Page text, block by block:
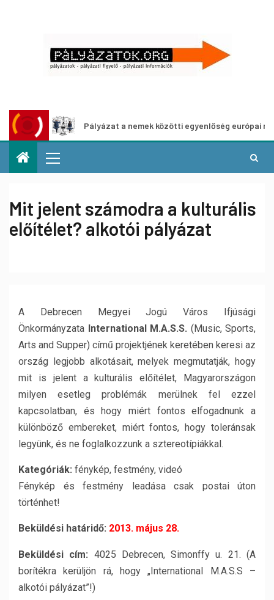
Pályázat a nemek közötti egyenlőség európai
Mit jelent számodra a kulturális
előítélet? alkotói pályázat
A Debrecen Megyei Jogú Város Ifjúsági
Önkormányzata International M.A.S.S. (Music, Sports,
Arts and Supper) című projektjének keretében keresi az
ország legjobb alkotásait, melyek megmutatják, hogy
mit is jelent a kulturális előítélet, Magyarországon
milyen esetleg problémák merülnek fel ezzel
kapcsolatban, és hogy miért fontos elfogadnunk a
különböző embereket, miért fontos, hogy toleránsak
legyünk, és ne foglalkozzunk a sztereotípiákkal.
Kategóriák: fénykép, festmény, videó
Fénykép és festmény leadása csak postai úton
történhet!
Beküldési határidő: 2013. május 28.
Beküldési cím: 4025 Debrecen, Simonffy u. 21. (A
borítékra kerüljön rá, hogy „International M.A.S.S –
alkotói pályázat”!)